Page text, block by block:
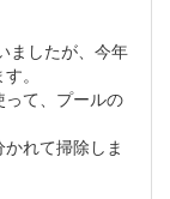
ましたが、今年
。
って、プールの
れて掃除しま